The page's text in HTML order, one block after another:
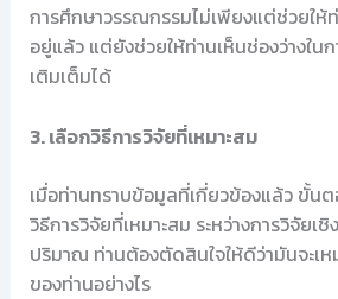
การศึกษาวรรณกรรมไม่เพียงแต่ช่วยให้
อยู่แล้ว แต่ยังช่วยให้ท่านเห็นช่องว่างใน
เติมเต็มได้
3. เลือกวิธีการวิจัยที่เหมาะสม
เมื่อท่านทราบข้อมูลที่เกี่ยวข้องแล้ว ขั้น
วิธีการวิจัยที่เหมาะสม ระหว่างการวิจัยเ
ปริมาณ ท่านต้องตัดสินใจให้ดีว่ามันจะเ
ของท่านอย่างไร